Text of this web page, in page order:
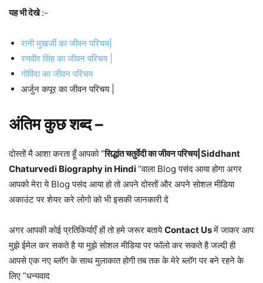
यह भी देखे:-
रानी मुखर्जी का जीवन परिचय|
रणवीर सिंह का जीवन परिचय |
गोविंदा का जीवन परिचय
अर्जुन कपूर का जीवन परिचय |
अंतिम कुछ शब्द –
दोस्तों मै आशा करता हूँ आपको ”सिद्धांत चतुर्वेदी का जीवन परिचय|Siddhant
Chaturvedi Biography in Hindi”वाला Blog पसंद आया होगा अगर
आपको मेरा ये Blog पसंद आया हो तो अपने दोस्तों और अपने सोशल मीडिया
अकाउंट पर शेयर करे लोगो को भी इसकी जानकारी दे
अगर आपकी कोई प्रतिकिर्याएँ हों तो हमे जरूर बतायेContact Usमें जाकर आप
मुझे ईमेल कर सकते है या मुझे सोशल मीडिया पर फॉलो कर सकते है जल्दी ही
आपसे एक नए ब्लॉग के साथ मुलाकात होगी तब तक के मेरे ब्लॉग पर बने रहने के
लिए ”धन्यवाद